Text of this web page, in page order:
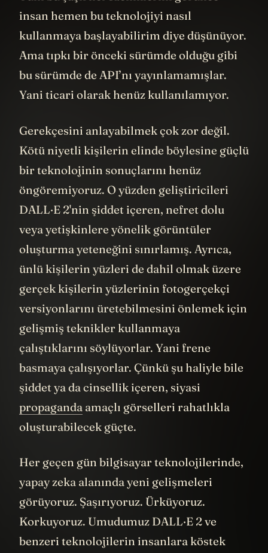
insan hemen bu teknolojiyi nasıl
kullanmaya başlayabilirim diye düşünüyor.
Ama tıpkı bir önceki sürümde olduğu gibi
bu sürümde de API’nı yayınlamamışlar.
Yani ticari olarak henüz kullanılamıyor.
Gerekçesini anlayabilmek çok zor değil.
Kötü niyetli kişilerin elinde böylesine güçlü
bir teknolojinin sonuçlarını henüz
öngöremiyoruz. O yüzden geliştiricileri
DALL·E 2'nin şiddet içeren, nefret dolu
veya yetişkinlere yönelik görüntüler
oluşturma yeteneğini sınırlamış. Ayrıca,
ünlü kişilerin yüzleri de dahil olmak üzere
gerçek kişilerin yüzlerinin fotogerçekçi
versiyonlarını üretebilmesini önlemek için
gelişmiş teknikler kullanmaya
çalıştıklarını söylüyorlar. Yani frene
basmaya çalışıyorlar. Çünkü şu haliyle bile
şiddet ya da cinsellik içeren, siyasi
propaganda amaçlı görselleri rahatlıkla
oluşturabilecek güçte.
Her geçen gün bilgisayar teknolojilerinde,
yapay zeka alanında yeni gelişmeleri
görüyoruz. Şaşırıyoruz. Ürküyoruz.
Korkuyoruz. Umudumuz DALL·E 2 ve
benzeri teknolojilerin insanlara köstek